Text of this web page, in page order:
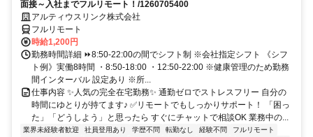
面接～入社までフルリモート！/1260705400
アルティウスリンク株式会社
フルリモート
時給1,200円
勤務時間詳細 ⏩8:50-22:00の間でシフト制 ※会社指定シフト 《シフ
ト例》実働8時間 ・8:50-18:00 ・12:50-22:00 ※健康管理のため勤務
間インターバル 設定あり ※所...
仕事内容 ✨人気の完全在宅勤務✨ 通勤ゼロでストレスフリー 自分の
時間にゆとりが持てます♪ ✅リモートでもしっかりサポート！ 「困っ
た」「どうしよう」と思ったら すぐにチャットで相談OK 業務中の...
業界未経験者歓迎 社員登用あり 学歴不問 転勤なし 経験不問
フルリモート